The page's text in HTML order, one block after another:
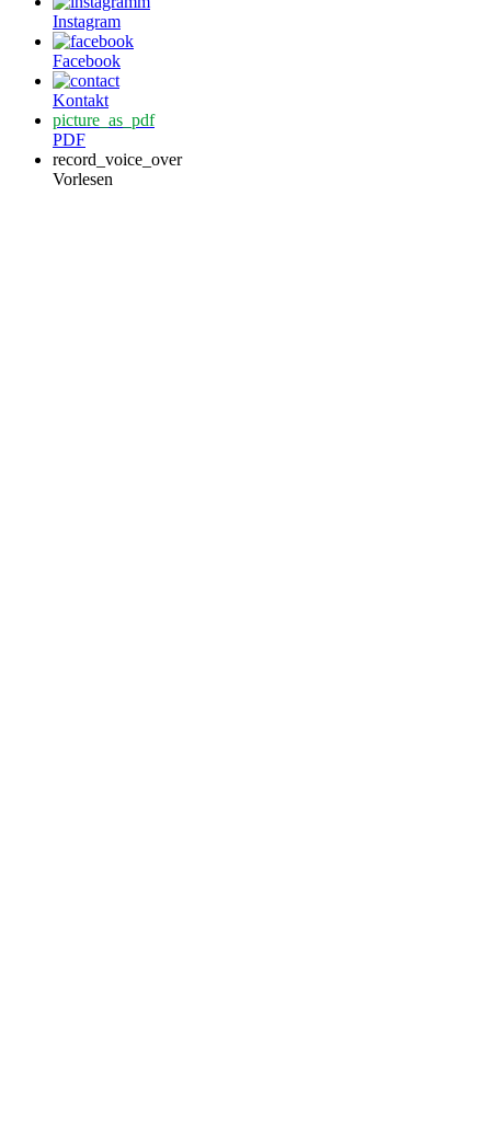
Instagram
Facebook
Kontakt
picture_as_pdf
PDF
record_voice_over
Vorlesen